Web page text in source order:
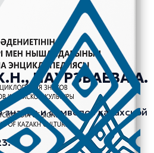
НАУРЗБАЕВА А.
и символов казахской